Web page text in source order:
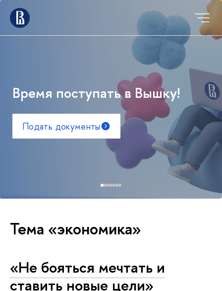
Время поступать в Вышку!
Подать документы
Тема «экономика»
«Не бояться мечтать и
ставить новые цели»